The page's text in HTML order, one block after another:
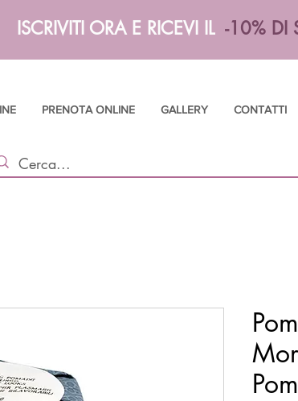
ISCRIVITI ORA E RICEVI IL -10% DI
PRENOTA ONLINE GALLERY CONTATTI